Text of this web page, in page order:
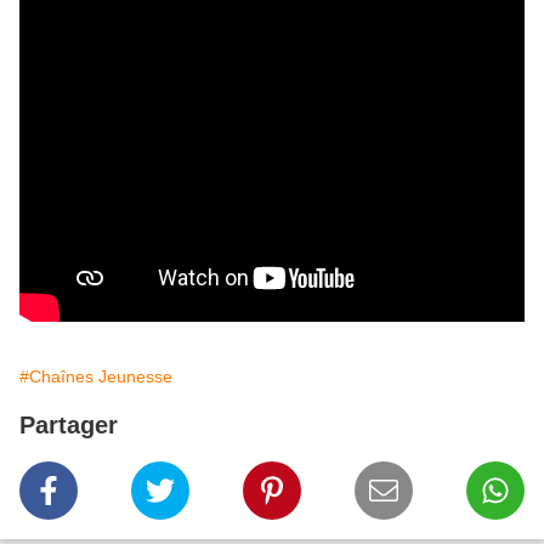
#Chaînes Jeunesse
Partager